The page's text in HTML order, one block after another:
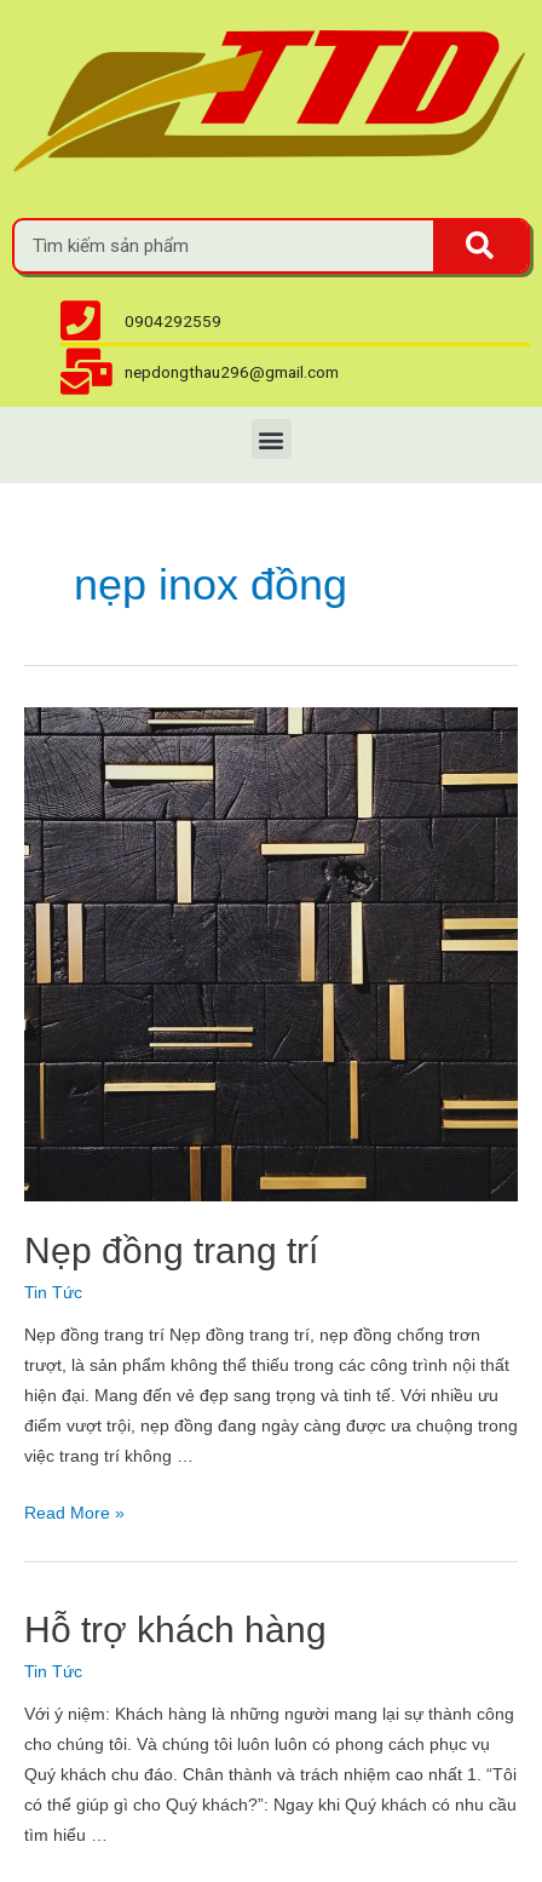
0904292559
nepdongthau296@gmail.com
nẹp inox đồng
Nẹp đồng trang trí
Tin Tức
Nẹp đồng trang trí Nẹp đồng trang trí, nẹp đồng chống trơn
trượt, là sản phẩm không thể thiếu trong các công trình nội thất
hiện đại. Mang đến vẻ đẹp sang trọng và tinh tế. Với nhiều ưu
điểm vượt trội, nẹp đồng đang ngày càng được ưa chuộng trong
việc trang trí không …
Read More »
Hỗ trợ khách hàng
Tin Tức
Với ý niệm: Khách hàng là những người mang lại sự thành công
cho chúng tôi. Và chúng tôi luôn luôn có phong cách phục vụ
Quý khách chu đáo. Chân thành và trách nhiệm cao nhất 1. “Tôi
có thể giúp gì cho Quý khách?”: Ngay khi Quý khách có nhu cầu
tìm hiểu …